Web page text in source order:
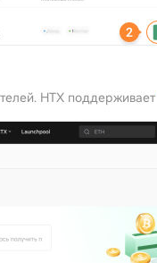
HTX поддерживает